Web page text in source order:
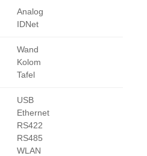
Analog
IDNet
Wand
Kolom
Tafel
USB
Ethernet
RS422
RS485
WLAN